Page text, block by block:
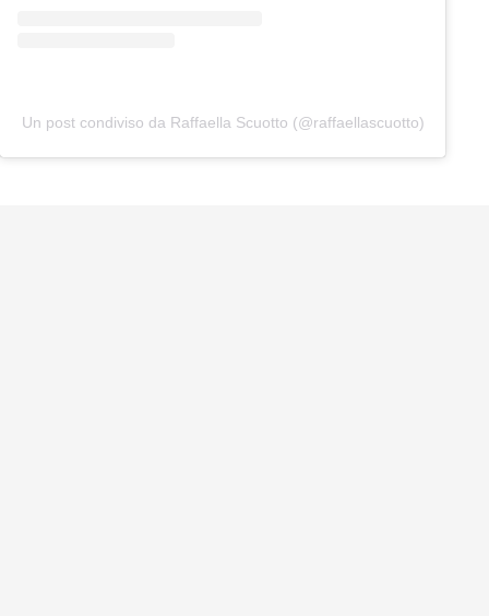
Un post condiviso da Raffaella Scuotto (@raffaellascuotto)